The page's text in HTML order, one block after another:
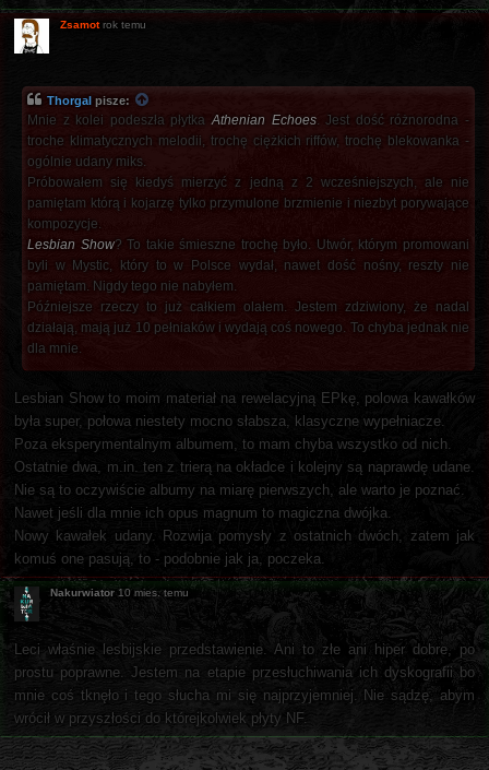
Zsamot rok temu
Thorgal pisze:
Mnie z kolei podeszła płytka Athenian Echoes. Jest dość różnorodna -
troche klimatycznych melodii, trochę ciężkich riffów, trochę blekowanka -
ogólnie udany miks.
Próbowałem się kiedyś mierzyć z jedną z 2 wcześniejszych, ale nie
pamiętam którą i kojarzę tylko przymulone brzmienie i niezbyt porywające
kompozycje.
Lesbian Show? To takie śmieszne trochę było. Utwór, którym promowani
byli w Mystic, który to w Polsce wydał, nawet dość nośny, reszty nie
pamiętam. Nigdy tego nie nabyłem.
Późniejsze rzeczy to już całkiem olałem. Jestem zdziwiony, że nadal
działają, mają już 10 pełniaków i wydają coś nowego. To chyba jednak nie
dla mnie.
Lesbian Show to moim materiał na rewelacyjną EPkę, polowa kawałków
była super, połowa niestety mocno słabsza, klasyczne wypełniacze.
Poza eksperymentalnym albumem, to mam chyba wszystko od nich.
Ostatnie dwa, m.in. ten z trierą na okładce i kolejny są naprawdę udane.
Nie są to oczywiście albumy na miarę pierwszych, ale warto je poznać.
Nawet jeśli dla mnie ich opus magnum to magiczna dwójka.
Nowy kawałek udany. Rozwija pomysły z ostatnich dwóch, zatem jak
komuś one pasują, to - podobnie jak ja, poczeka.
Nakurwiator 10 mies. temu
Leci właśnie lesbijskie przedstawienie. Ani to złe ani hiper dobre, po
prostu poprawne. Jestem na etapie przesłuchiwania ich dyskografii bo
mnie coś tknęło i tego słucha mi się najprzyjemniej. Nie sądzę, abym
wrócił w przyszłości do którejkolwiek płyty NF.